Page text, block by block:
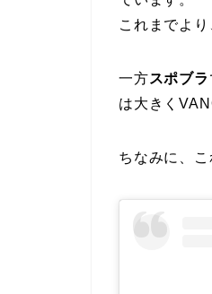
これまでよ
一方スポブラ
は大きく
ちなみに、